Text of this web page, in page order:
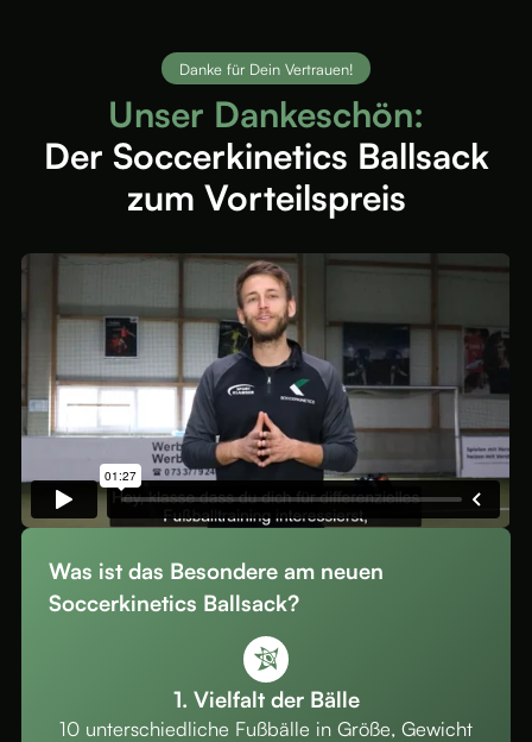
Danke für Dein Vertrauen!
Unser Dankeschön:
Der Soccerkinetics Ballsack
zum Vorteilspreis
Was ist das Besondere am neuen
Soccerkinetics Ballsack?
1. Vielfalt der Bälle
10 unterschiedliche Fußbälle in Größe, Gewicht